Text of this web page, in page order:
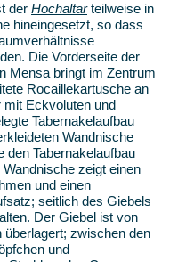
der Hochaltarteilweise in
hineingesetzt, so dass
Die Vorderseite der
Mensa bringt im Zentrum
Rocaillekartusche an
mit Eckvoluten und
Tabernakelaufbau
Wandnische
den Tabernakelaufbau
zeigt einen
und einen
seitlich des Giebels
Der Giebel ist von
überlagert; zwischen den
und